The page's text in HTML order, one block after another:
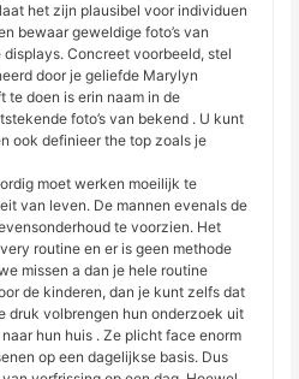
het zijn plausibel voor individuen
bewaar geweldige foto’s van
Concreet voorbeeld, stel
door je geliefde Marylyn
te doen is erin naam in de
foto’s van bekend . U kunt
ook definieer the top zoals je
moet werken moeilijk te
van leven. De mannen evenals de
te voorzien. Het
routine en er is geen methode
missen a dan je hele routine
de kinderen, dan je kunt zelfs dat
druk volbrengen hun onderzoek uit
hun huis . Ze plicht face enorm
op een dagelijkse basis. Dus